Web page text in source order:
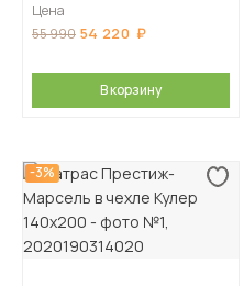
Цена
55 990 54 220
В корзину
-3%